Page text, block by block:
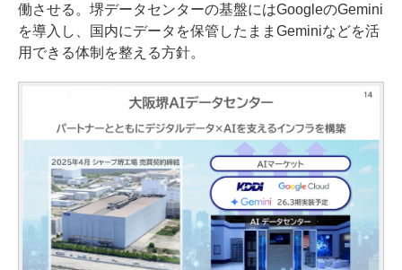
働させる。堺データセンターの基盤にはGoogleのGemini
を導入し、国内にデータを保管したままGeminiなどを活
用できる体制を整える方針。